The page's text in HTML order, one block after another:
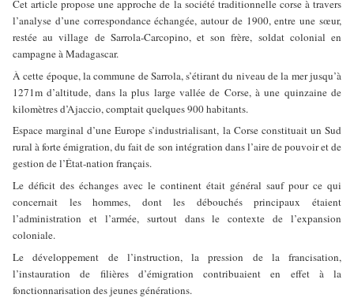
Cet article propose une approche de la société traditionnelle corse à travers
l’analyse d’une correspondance échangée, autour de 1900, entre une sœur,
restée au village de Sarrola-Carcopino, et son frère, soldat colonial en
campagne à Madagascar.
À cette époque, la commune de Sarrola, s’étirant du niveau de la mer jusqu’à
1271m d’altitude, dans la plus large vallée de Corse, à une quinzaine de
kilomètres d’Ajaccio, comptait quelques 900 habitants.
Espace marginal d’une Europe s’industrialisant, la Corse constituait un Sud
rural à forte émigration, du fait de son intégration dans l’aire de pouvoir et de
gestion de l’État-nation français.
Le déficit des échanges avec le continent était général sauf pour ce qui
concernait les hommes, dont les débouchés principaux étaient
l’administration et l’armée, surtout dans le contexte de l’expansion
coloniale.
Le développement de l’instruction, la pression de la francisation,
l’instauration de filières d’émigration contribuaient en effet à la
fonctionnarisation des jeunes générations.